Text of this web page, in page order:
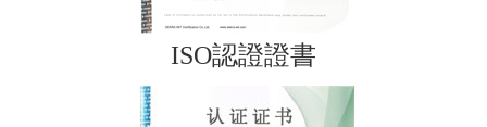
ISO認證證書